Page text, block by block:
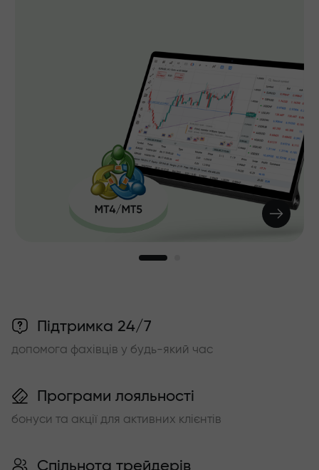
Підтримка 24/7
допомога фахівців у будь-який час
Програми лояльності
бонуси та акції для активних клієнтів
Спільнота трейдерів